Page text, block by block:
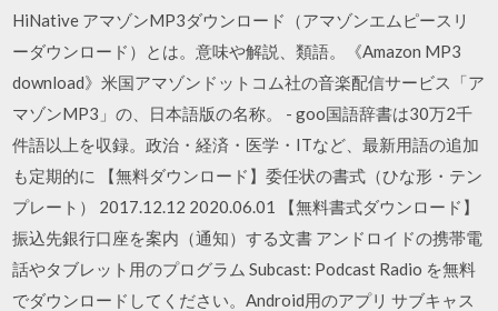
HiNative アマゾンMP3ダウンロード（アマゾンエムピースリ
ーダウンロード）とは。意味や解説、類語。《Amazon MP3
download》米国アマゾンドットコム社の音楽配信サービス「ア
マゾンMP3」の、日本語版の名称。 - goo国語辞書は30万2千
件語以上を収録。政治・経済・医学・ITなど、最新用語の追加
も定期的に 【無料ダウンロード】委任状の書式（ひな形・テン
プレート） 2017.12.12 2020.06.01 【無料書式ダウンロード】
振込先銀行口座を案内（通知）する文書 アンドロイドの携帯電
話やタブレット用のプログラム Subcast: Podcast Radio を無料
でダウンロードしてください。Android用のアプリ サブキャス